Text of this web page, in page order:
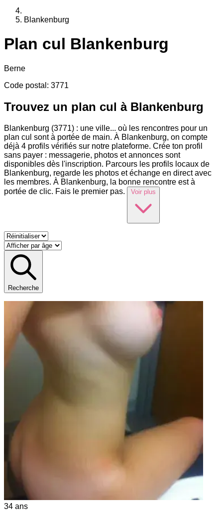
Blankenburg
Plan cul Blankenburg
Berne
Code postal : 3771
Trouvez un plan cul à Blankenburg
Blankenburg (3771) : une ville... où les rencontres pour un
plan cul sont à portée de main. À Blankenburg, on compte
déjà 4 profils vérifiés sur notre plateforme. Crée ton profil
sans payer : messagerie, photos et annonces sont
disponibles dès l'inscription. Parcours les profils locaux de
Blankenburg, regarde les photos et échange en direct avec
les membres. À Blankenburg, la bonne rencontre est à
portée de clic. Fais le premier pas.
Voir plus
Recherche
34 ans